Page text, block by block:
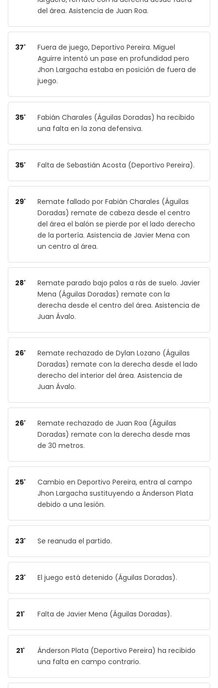
del área. Asistencia de Juan Roa.
37'
Fuera de juego, Deportivo Pereira. Miguel
Aguirre intentó un pase en profundidad pero
Jhon Largacha estaba en posición de fuera de
juego.
35'
Fabián Charales (Águilas Doradas) ha recibido
una falta en la zona defensiva.
35' Falta de Sebastián Acosta (Deportivo Pereira).
29'
Remate fallado por Fabián Charales (Águilas
Doradas) remate de cabeza desde el centro
del área el balón se pierde por el lado derecho
de la portería. Asistencia de Javier Mena con
un centro al área.
28'
Remate parado bajo palos a rás de suelo. Javier
Mena (Águilas Doradas) remate con la
derecha desde el centro del área. Asistencia de
Juan Ávalo.
26'
Remate rechazado de Dylan Lozano (Águilas
Doradas) remate con la derecha desde el lado
derecho del interior del área. Asistencia de
Juan Ávalo.
26'
Remate rechazado de Juan Roa (Águilas
Doradas) remate con la derecha desde mas
de 30 metros.
25'
Cambio en Deportivo Pereira, entra al campo
Jhon Largacha sustituyendo a Ánderson Plata
debido a una lesión.
23' Se reanuda el partido.
23' El juego está detenido (Águilas Doradas).
21' Falta de Javier Mena (Águilas Doradas).
21'
Ánderson Plata (Deportivo Pereira) ha recibido
una falta en campo contrario.